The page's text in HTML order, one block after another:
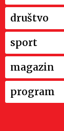
društvo
sport
magazin
program